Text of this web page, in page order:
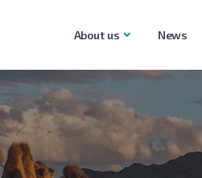
About us News